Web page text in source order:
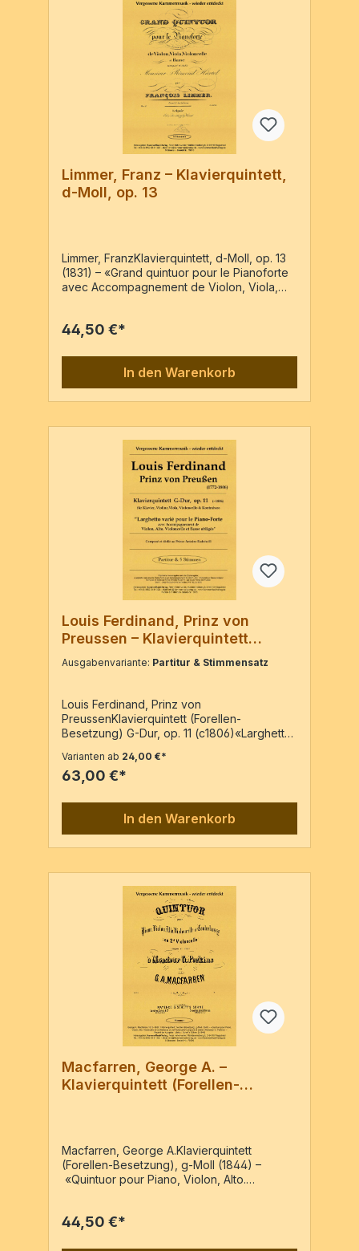
Limmer, Franz – Klavierquintett,
d-Moll, op. 13
Limmer, FranzKlavierquintett, d-Moll, op. 13
(1831) – «Grand quintuor pour le Pianoforte
avec Accompagnement de Violon, Viola,
5251, c1832Pf, Vl, Va, Vc, Kb5 Stimmen / 84
44,50 €*
In den Warenkorb
Louis Ferdinand, Prinz von
Preussen – Klavierquintett
(Forellen-Besetzung), G-Dur, op.
Ausgabenvariante: Partitur & Stimmensatz
Louis Ferdinand, Prinz von
PreussenKlavierquintett (Forellen-
Besetzung) G-Dur, op. 11 (c1806)«Larghetto
Accompagnement de Violon, Alto,
Violoncelle et Basse obligés» – Neuauflage
Werckmeister, PN: 182,Vl, Va, Vc, Kb,
PfPartitur / 34 Seiten5 Stimmen / 54 Seiten
Varianten ab 24,00 €*
63,00 €*
In den Warenkorb
Macfarren, George A. –
Klavierquintett (Forellen-
Macfarren, George A.Klavierquintett
(Forellen-Besetzung), g-Moll (1844) –
«Quintuor pour Piano, Violon, Alto.
G. Perkins» – Reprint der Ausgabe: Mainz :
44,50 €*